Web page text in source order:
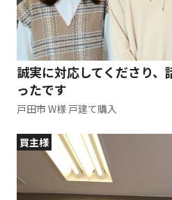
誠実に対応してくださり
ったです
戸田市 W様 戸建て購入
買主様